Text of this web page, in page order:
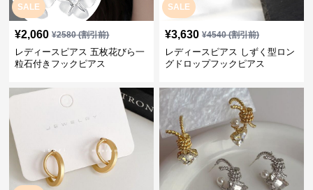
SALE
¥2,060 ¥2580(割引前)
レディースピアス 五枚花びら一
粒石付きフックピアス
SALE
¥3,630 ¥4540(割引前)
レディースピアス しずく型ロン
グドロップフックピアス